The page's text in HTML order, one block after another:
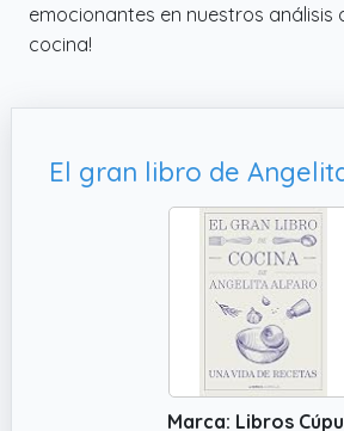
emocionantes en nuestros análisis
cocina!
Marca: Libros